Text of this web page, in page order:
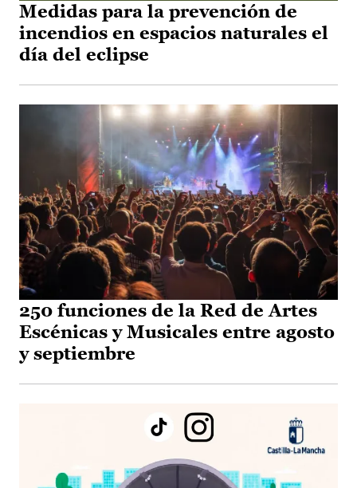
Medidas para la prevención de
incendios en espacios naturales el
día del eclipse
250 funciones de la Red de Artes
Escénicas y Musicales entre agosto
y septiembre